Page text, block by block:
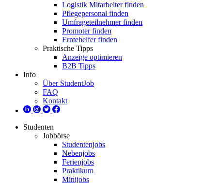
Logistik Mitarbeiter finden
Pflegepersonal finden
Umfrageteilnehmer finden
Promoter finden
Erntehelfer finden
Praktische Tipps
Anzeige optimieren
B2B Tipps
Info
Über StudentJob
FAQ
Kontakt
Studenten
Jobbörse
Studentenjobs
Nebenjobs
Ferienjobs
Praktikum
Minijobs